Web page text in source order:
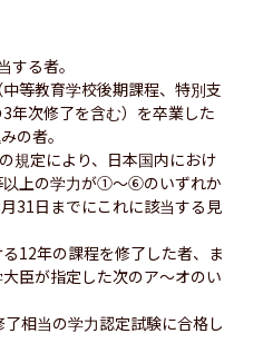
る者。
等教育学校後期課程、特別支
年次修了を含む）を卒業した
の者。
規定により、日本国内におけ
以上の学力が①〜⑥のいずれか
31日までにこれに該当する見
12年の課程を修了した者、ま
臣が指定した次のア〜オのい
相当の学力認定試験に合格し